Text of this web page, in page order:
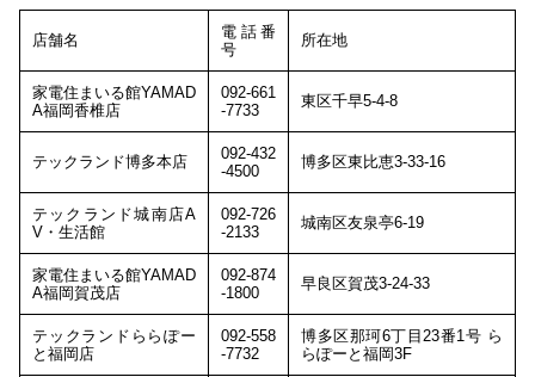
店舗名
電話番
号
所在地
家電住まいる館YAMAD
A福岡香椎店
092-661
-7733
東区千早5-4-8
テックランド博多本店
092-432
-4500
博多区東比恵3-33-16
テックランド城南店A
V・生活館
092-726
-2133
城南区友泉亭6-19
家電住まいる館YAMAD
A福岡賀茂店
092-874
-1800
早良区賀茂3-24-33
テックランドららぽー
と福岡店
092-558
-7732
博多区那珂6丁目23番1号 ら
らぽーと福岡3F